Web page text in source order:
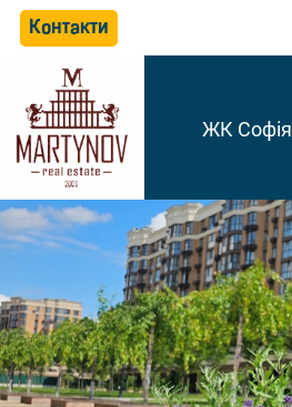
Контакти
ЖК Софія